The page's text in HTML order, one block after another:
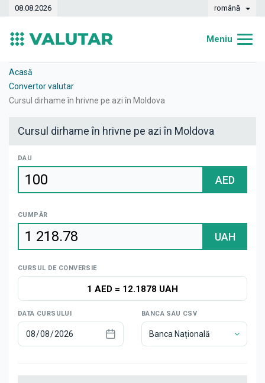
08.08.2026 română
Meniu
Curs valutar
Dinamica
Bănci
Case de schimb
Acasă
Convertor valutar
Cursul dirhame în hrivne pe azi în Moldova
Cursul dirhame în hrivne pe azi în Moldova
DAU
AED
CUMPĂR
UAH
CURSUL DE CONVERSIE
1 AED = 12.1878 UAH
DATA CURSULUI BANCA SAU CSV
Banca Națională